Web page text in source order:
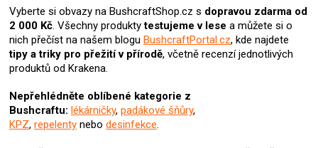
d
a
c
í
p
k
y
v
Vyberte si obvazy na BushcraftShop.cz s dopravou zdarma od
2 000 Kč. Všechny produktytestujeme v lese a můžete si o
nich přečíst na našem blogu BushcraftPortal.cz, kde najdete
tipy a triky pro přežití v přírodě, včetně recenzí jednotlivých
produktů od Krakena.
Nepřehlédněte oblíbené kategorie z
Bushcraftu: lékárničky, padákové šňůry,
KPZ, repelenty nebo desinfekce.